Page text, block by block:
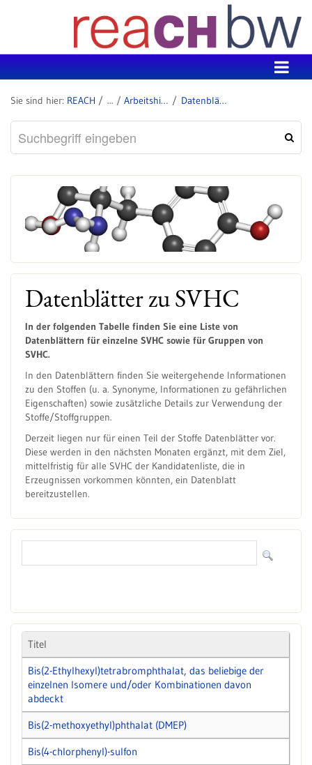
REACH Arbeitshilfen: Ermittlung von SVHC in Erzeugnissen Datenblätter zu SVHC
Datenblätter zu SVHC
In der folgenden Tabelle finden Sie eine Liste von
Datenblättern für einzelne SVHC sowie für Gruppen von
SVHC.
In den Datenblättern finden Sie weitergehende Informationen
zu den Stoffen (u. a. Synonyme, Informationen zu gefährlichen
Eigenschaften) sowie zusätzliche Details zur Verwendung der
Stoffe/Stoffgruppen.
Derzeit liegen nur für einen Teil der Stoffe Datenblätter vor.
Diese werden in den nächsten Monaten ergänzt, mit dem Ziel,
mittelfristig für alle SVHC der Kandidatenliste, die in
Erzeugnissen vorkommen könnten, ein Datenblatt
bereitzustellen.
Titel
Bis(2-Ethylhexyl)tetrabromphthalat, das beliebige der
einzelnen Isomere und/oder Kombinationen davon
abdeckt
Bis(2-methoxyethyl)phthalat (DMEP)
Bis(4-chlorphenyl)-sulfon